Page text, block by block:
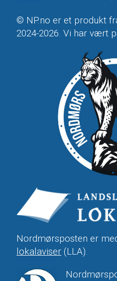
© NP.no er et produkt
2024-2026. Vi har vært
Nordmørsposten er
lokalaviser (LLA).